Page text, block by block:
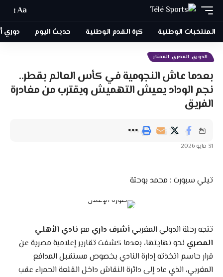
Aa
المنتخبات الوطنية كرة القدم الوطنية حديث اليوم دوري
الدوري المصري الممتاز
بعدما عاش النجومية في كأس العالم بقطر..
نجم الوداد يعيش التهميش ويقترب من مغادرة
الفريق
تيلي سبورت : محمد بوحتة
تتجه رحلة الدولي المغربيأشرف داريمعنادي الأهلي
المصرينحو نهايتها، بعدما كشفت تقارير إعلامية مصرية عن
قرار حاسم اتخذته إدارة النادي بخصوص مستقبل المدافع
المغربي، الذي عاد إلى دائرة النقاش داخل القلعة الحمراء عقب